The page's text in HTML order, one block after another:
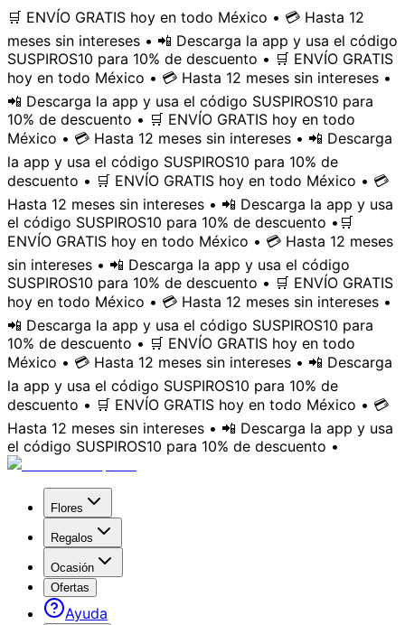
🛒 ENVÍO GRATIS hoy en todo México • 💳 Hasta 12
meses sin intereses • 📲 Descarga la app y usa el código
SUSPIROS10 para 10% de descuento • 🛒 ENVÍO GRATIS
hoy en todo México • 💳 Hasta 12 meses sin intereses •
📲 Descarga la app y usa el código SUSPIROS10 para
10% de descuento • 🛒 ENVÍO GRATIS hoy en todo
México • 💳 Hasta 12 meses sin intereses • 📲 Descarga
la app y usa el código SUSPIROS10 para 10% de
descuento • 🛒 ENVÍO GRATIS hoy en todo México • 💳
Hasta 12 meses sin intereses • 📲 Descarga la app y usa
el código SUSPIROS10 para 10% de descuento • 🛒
ENVÍO GRATIS hoy en todo México • 💳 Hasta 12 meses
sin intereses • 📲 Descarga la app y usa el código
SUSPIROS10 para 10% de descuento • 🛒 ENVÍO GRATIS
hoy en todo México • 💳 Hasta 12 meses sin intereses •
📲 Descarga la app y usa el código SUSPIROS10 para
10% de descuento • 🛒 ENVÍO GRATIS hoy en todo
México • 💳 Hasta 12 meses sin intereses • 📲 Descarga
la app y usa el código SUSPIROS10 para 10% de
descuento • 🛒 ENVÍO GRATIS hoy en todo México • 💳
Hasta 12 meses sin intereses • 📲 Descarga la app y usa
el código SUSPIROS10 para 10% de descuento •
Flores
Regalos
Ocasión
Ofertas
Ayuda